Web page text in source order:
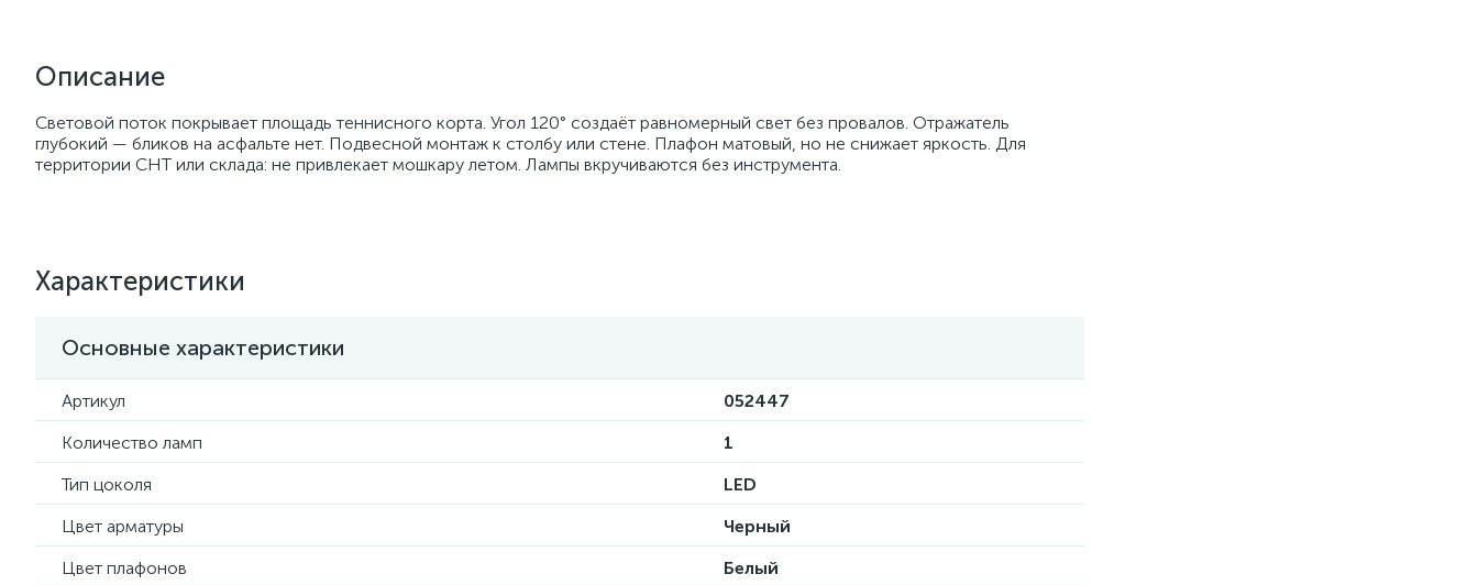
Описание
Световой поток покрывает площадь теннисного корта. Угол 120° создаёт равномерный свет без провалов. Отражатель
глубокий — бликов на асфальте нет. Подвесной монтаж к столбу или стене. Плафон матовый, но не снижает яркость. Для
территории СНТ или склада: не привлекает мошкару летом. Лампы вкручиваются без инструмента.
Характеристики
Основные характеристики
Артикул
052447
Количество ламп
1
Тип цоколя
LED
Цвет арматуры
Черный
Цвет плафонов
Белый